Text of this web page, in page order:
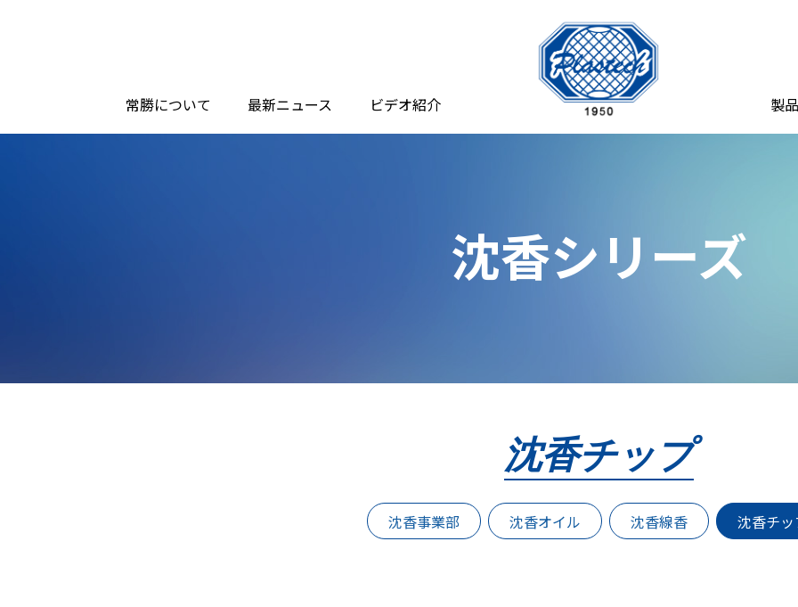
常勝について 最新ニュース ビデオ紹介 製
沈香シリーズ
沈香チップ
沈香事業部 沈香オイル 沈香線香 沈香チ